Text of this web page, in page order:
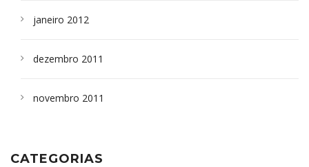
janeiro 2012
dezembro 2011
novembro 2011
CATEGORIAS